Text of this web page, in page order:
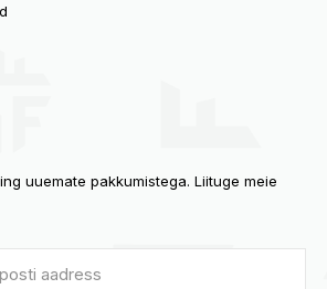
uuemate pakkumistega. Liituge meie